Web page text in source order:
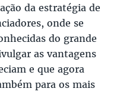
da estratégia de
onde se
do grande
as vantagens
e que agora
para os mais